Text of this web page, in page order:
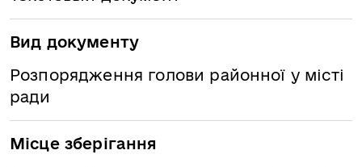
Вид документу
Розпорядження голови районної у місті
ради
Місце зберігання